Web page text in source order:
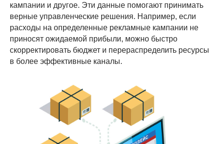
кампании и другое. Эти данные помогают принимать
верные управленческие решения. Например, если
расходы на определенные рекламные кампании не
приносят ожидаемой прибыли, можно быстро
скорректировать бюджет и перераспределить ресурсы
в более эффективные каналы.